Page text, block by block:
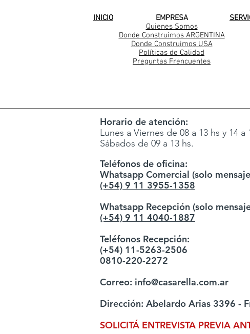
INICIO
EMPRESA
Quienes Somos
Donde Construimos ARGENTINA
Donde Construimos USA
Políticas de Calidad
Preguntas Frencuentes
Horario de atención:
Lunes a Viernes de 08 a 13 hs y 14 a
Sábados de 09 a 13 hs.
Teléfonos de oficina:
Whatsapp Comercial (solo
(+54) 9 11 3955-1358
Whatsapp Recepción (solo
(+54) 9 11 4040-1887
Teléfonos Recepción:
(+54) 11-5263-2506
0810-220-2272
Correo: info@casarella.com.ar
Dirección: Abelardo Arias 3396 -
SOLICITÁ ENTREVISTA PREVIA